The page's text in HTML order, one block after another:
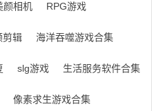
颜相机 RPG游戏
剪辑 海洋吞噬游戏合集
slg游戏 生活服务软件合集
像素求生游戏合集